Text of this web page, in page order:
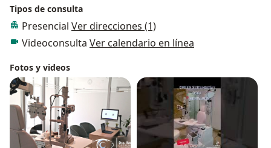
Tipos de consulta
Presencial Ver direcciones (1)
Videoconsulta Ver calendario en línea
Fotos y videos